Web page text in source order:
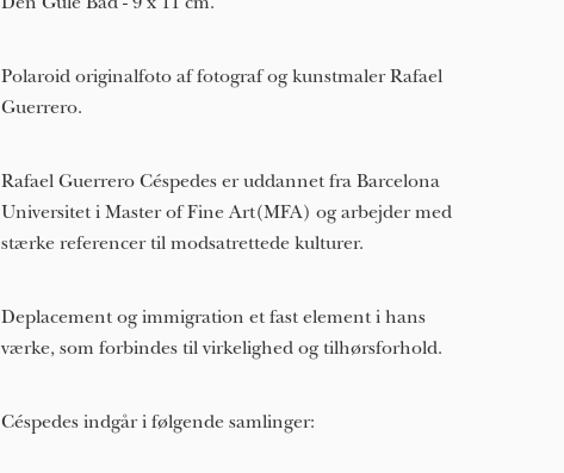
Polaroid originalfoto af fotograf og kunstmaler Rafael
Guerrero.
Rafael Guerrero Céspedes er uddannet fra Barcelona
Universitet i Master of Fine Art(MFA) og arbejder med
stærke referencer til modsatrettede kulturer.
Deplacement og immigration et fast element i hans
værke, som forbindes til virkelighed og tilhørsforhold.
Céspedes indgår i følgende samlinger: